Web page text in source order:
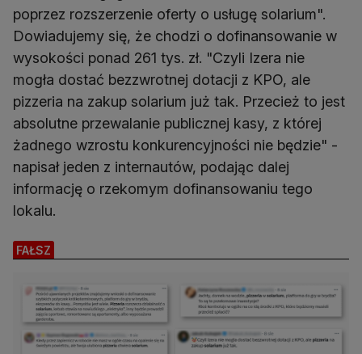
poprzez rozszerzenie oferty o usługę solarium".
Dowiadujemy się, że chodzi o dofinansowanie w
wysokości ponad 261 tys. zł. "Czyli Izera nie
mogła dostać bezzwrotnej dotacji z KPO, ale
pizzeria na zakup solarium już tak. Przecież to jest
absolutne przewalanie publicznej kasy, z której
żadnego wzrostu konkurencyjności nie będzie" -
napisał jeden z internautów, podając dalej
informację o rzekomym dofinansowaniu tego
lokalu.
FAŁSZ